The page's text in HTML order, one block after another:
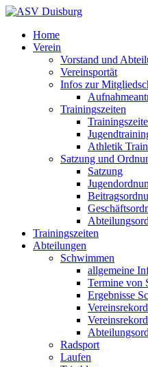
Home
Verein
Vorstand und
Vereinsportät
Infos zur
Trainingszeiten
Athletik
Satzung und
Satzung
Trainingszeiten
Abteilungen
Schwimmen
allgemeine
Termine von
Ergebnisse
Radsport
Laufen